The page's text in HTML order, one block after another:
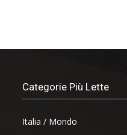
Categorie Più Lette
Italia / Mondo